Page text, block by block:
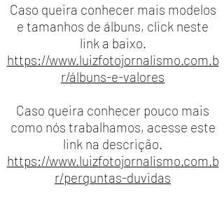
Caso queira conhecer mais modelos
e tamanhos de álbuns, click neste
link a baixo.
https://www.luizfotojornalismo.com.b
r/álbuns-e-valores
Caso queira conhecer pouco mais
como nós trabalhamos, acesse este
link na descrição.
https://www.luizfotojornalismo.com.b
r/perguntas-duvidas